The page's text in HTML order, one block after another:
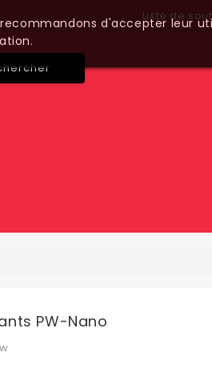
Liste de
d'accepter leur
PW-Nano